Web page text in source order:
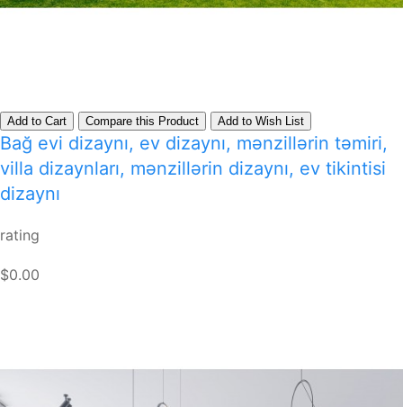
Add to Cart Compare this Product Add to Wish List
Bağ evi dizaynı, ev dizaynı, mənzillərin təmiri,
villa dizaynları, mənzillərin dizaynı, ev tikintisi
dizaynı
rating
$0.00